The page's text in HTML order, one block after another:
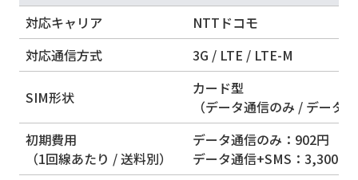
対応キャリア
NTTドコモ
対応通信方式
3G / LTE / LTE-M
SIM形状
カード型
（データ通信のみ / データ
初期費用
（1回線あたり / 送料別）
データ通信のみ：902円
データ通信+SMS：3,300円